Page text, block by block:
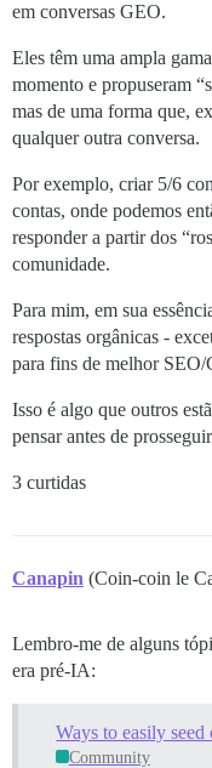
em conversas GEO.
Eles têm uma ampla
momento e propuseram
mas de uma forma que,
qualquer outra conversa.
Por exemplo, criar 5/6
contas, onde podemos
responder a partir dos
comunidade.
Para mim, em sua
respostas orgânicas -
para fins de melhor SEO/
Isso é algo que outros
pensar antes de
3 curtidas
Canapin (Coin-coin le
Lembro-me de alguns
era pré-IA:
Community